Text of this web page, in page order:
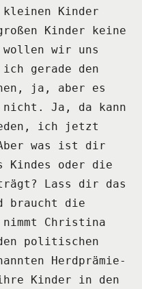
Kinder
Kinder keine
wollen wir uns
ich gerade den
ja, aber es
nicht.
Ja, da kann
ich jetzt
was ist dir
Kindes oder die
Lass dir das
braucht die
nimmt Christina
politischen
Herdprämie-
Kinder in den